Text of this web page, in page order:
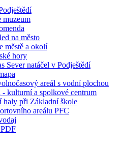
muzeum
na město
městě a okolí
hory
Sever natáčel v Podještědí
areál s vodní plochou
kulturní a spolkové centrum
haly při Základní škole
areálu PFC